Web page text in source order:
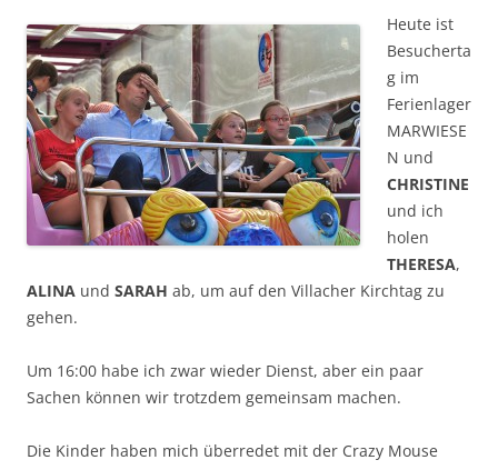
Heute ist
Besucherta
g im
Ferienlager
MARWIESE
N und
CHRISTINE
und ich
holen
THERESA,
ALINA und SARAH ab, um auf den Villacher Kirchtag zu
gehen.
Um 16:00 habe ich zwar wieder Dienst, aber ein paar
Sachen können wir trotzdem gemeinsam machen.
Die Kinder haben mich überredet mit der Crazy Mouse